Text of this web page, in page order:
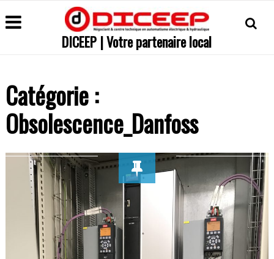
DICEEP | Votre partenaire local
Catégorie :
Obsolescence_Danfoss